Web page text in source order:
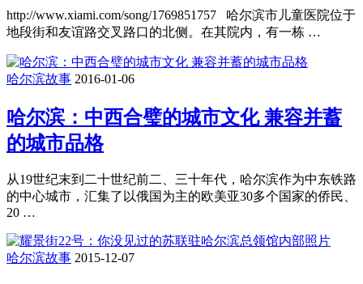
http://www.xiami.com/song/1769851757 哈尔滨市儿童医院位于
地段街和友谊路交叉路口的北侧。在其院内，有一栋 …
哈尔滨故事 2016-01-06
哈尔滨：中西合璧的城市文化 兼容并蓄
的城市品格
从19世纪末到二十世纪前二、三十年代，哈尔滨作为中东铁路
的中心城市，汇集了以俄国为主的欧美亚30多个国家的侨民、
20 …
哈尔滨故事 2015-12-07